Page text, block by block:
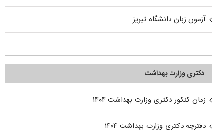
آزمون زبان دانشگاه تبریز
دکتری وزارت بهداشت
زمان کنکور دکتری وزارت بهداشت ۱۴۰۴
دفترچه دکتری وزارت بهداشت ۱۴۰۴